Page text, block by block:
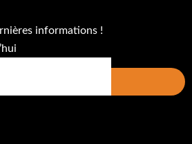
informations !